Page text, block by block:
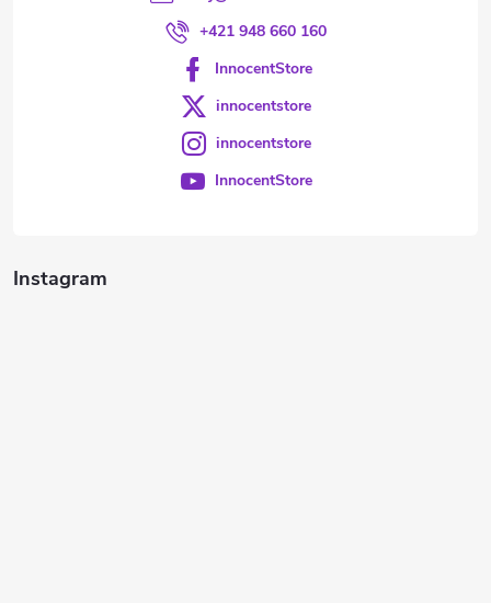
Instagram
+421 948 660 160
InnocentStore
innocentstore
innocentstore
InnocentStore